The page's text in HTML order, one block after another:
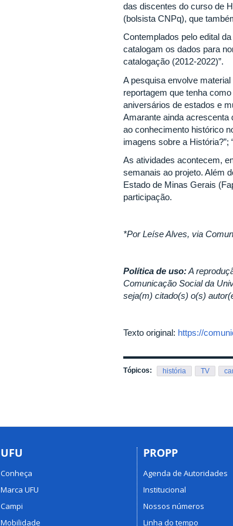
das discentes do curso de
(bolsista CNPq), que
Contemplados pelo edital
catalogam os dados para
catalogação (2012-2022)”.
A pesquisa envolve
reportagem que tenha
aniversários de estados e
Amarante ainda acrescenta
ao conhecimento histórico
imagens sobre a
As atividades acontecem,
semanais ao projeto. Além
Estado de Minas Gerais
participação.
*Por Leíse Alves, via
Política de uso:A
Comunicação Social da
seja(m) citado(s) o(s)
Texto original: https://
Tópicos: história TV
UFU
Conheça
Marca UFU
Campi
Mobilidade
PROPP
Agenda de Autoridades
Institucional
Nossos números
Linha do tempo